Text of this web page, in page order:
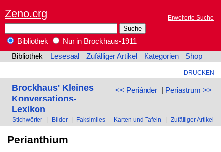
Zeno.org Erweiterte Suche
Bibliothek
Nur in Brockhaus-1911
Bibliothek
Lesesaal Zufälliger Artikel Kategorien Shop
DRUCKEN
<< Periánder| Periastrum >>
Brockhaus' Kleines
Konversations-
Lexikon
Stichwörter Bilder Faksimiles Karten und Tafeln Zufälliger Artikel
Perianthium